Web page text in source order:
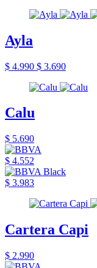
Ayla
$ 4.990 $ 3.690
Calu
$ 5.690
$ 4.552
$ 3.983
Cartera Capi
$ 2.990